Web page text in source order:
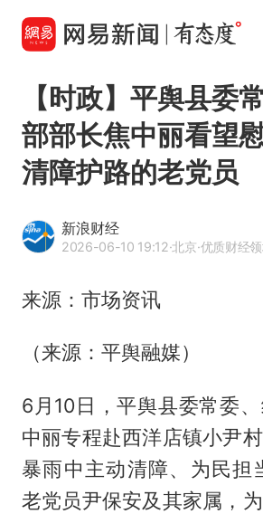
【时政】平舆县委
部部长焦中丽看望
清障护路的老党员
新浪财经
2026-06-10 19:12·北京·优质财经领域
来源：市场资讯
（来源：平舆融媒）
6月10日，平舆县委常委
中丽专程赴西洋店镇小尹
暴雨中主动清障、为民担
老党员尹保安及其家属，